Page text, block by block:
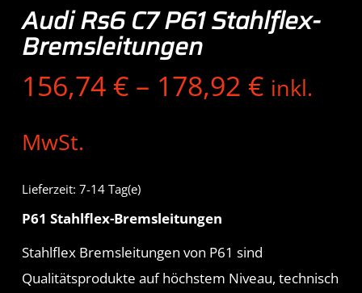
Audi Rs6 C7 P61 Stahlflex-
Bremsleitungen
156,74€ – 178,92€ inkl.
MwSt.
Lieferzeit:7-14 Tag(e)
P61 Stahlflex-Bremsleitungen
Stahlflex Bremsleitungen von P61 sind
Qualitätsprodukte auf höchstem Niveau, technisch